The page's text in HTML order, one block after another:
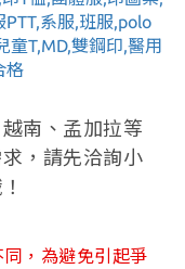
南、孟加拉等
，請先洽詢小
，為避免引起爭